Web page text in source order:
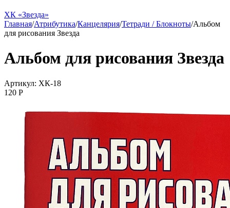
ХК «Звезда»
Главная/Атрибутика/Канцелярия/Тетради / Блокноты/Альбом
для рисования Звезда
Альбом для рисования Звезда
Артикул: ХК-18
120 P